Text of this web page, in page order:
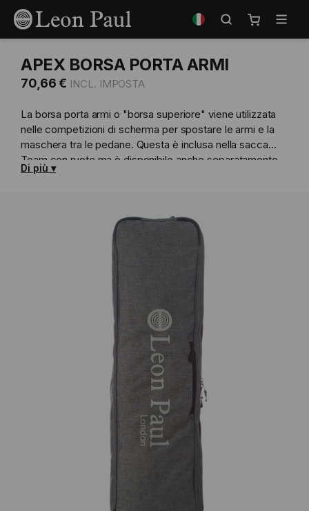
Salta
contenuto
negozio
Carrello
APEX BORSA PORTA ARMI
70,66 €
La borsa porta armi o "borsa superiore" viene utilizzata
nelle competizioni di scherma per spostare le armi e la
maschera tra le pedane. Questa è inclusa nella sacca
Team con ruote ma è disponibile anche separatamente.
La borsa contiene una borracccia in una tasca
Di più